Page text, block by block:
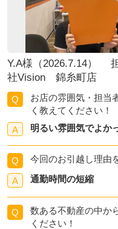
Y.A様（2026.7.14）
社Vision 錦糸町店
Q
お店の雰囲気・担当
く教えてください！
A
明るい雰囲気でよか
Q 今回のお引越し理由
A 通勤時間の短縮
Q
数ある不動産の中か
ください！